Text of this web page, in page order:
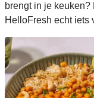
brengt in je
HelloFresh echt iets